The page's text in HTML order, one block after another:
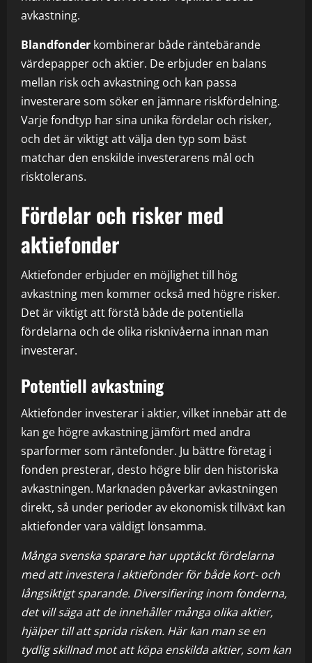
avkastning.
Blandfonder kombinerar både räntebärande
värdepapper och aktier. De erbjuder en balans
mellan risk och avkastning och kan passa
investerare som söker en jämnare riskfördelning.
Varje fondtyp har sina unika fördelar och risker,
och det är viktigt att välja den typ som bäst
matchar den enskilde investerarens mål och
risktolerans.
Fördelar och risker med
aktiefonder
Aktiefonder erbjuder en möjlighet till hög
avkastning men kommer också med högre risker.
Det är viktigt att förstå både de potentiella
fördelarna och de olika risknivåerna innan man
investerar.
Potentiell avkastning
Aktiefonder investerar i aktier, vilket innebär att de
kan ge högre avkastning jämfört med andra
sparformer som räntefonder. Ju bättre företag i
fonden presterar, desto högre blir den historiska
avkastningen. Marknaden påverkar avkastningen
direkt, så under perioder av ekonomisk tillväxt kan
aktiefonder vara väldigt lönsamma.
Många svenska sparare har upptäckt fördelarna
med att investera i aktiefonder för både kort- och
långsiktigt sparande. Diversifiering inom fonderna,
det vill säga att de innehåller många olika aktier,
hjälper till att sprida risken. Här kan man se en
tydlig skillnad mot att köpa enskilda aktier, som kan